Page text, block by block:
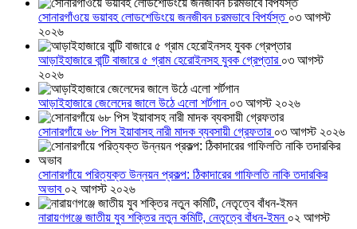
সোনারগাঁওয়ে ভয়াবহ লোডশেডিংয়ে জনজীবন চরমভাবে বিপর্যস্ত ০৩ আগস্ট
২০২৬
আড়াইহাজারে বান্টি বাজারে ৫ গ্রাম হেরোইনসহ যুবক গ্রেপ্তার ০৩ আগস্ট
২০২৬
আড়াইহাজারে জেলেদের জালে উঠে এলো শর্টগান ০৩ আগস্ট ২০২৬
সোনারগাঁয়ে ৬৮ পিস ইয়াবাসহ নারী মাদক ব্যবসায়ী গ্রেফতার ০৩ আগস্ট ২০২৬
সোনারগাঁয়ে পরিত্যক্ত উন্নয়ন প্রকল্প: ঠিকাদারের গাফিলতি নাকি তদারকির
অভাব ০২ আগস্ট ২০২৬
নারায়ণগঞ্জে জাতীয় যুব শক্তির নতুন কমিটি, নেতৃত্বে বাঁধন-ইমন ০২ আগস্ট